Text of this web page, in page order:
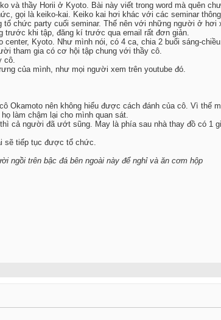
và thầy Horii ở Kyoto. Bài này viết trong word mà quên
gọi là keiko-kai. Keiko kai hơi khác với các seminar
tổ chức party cuối seminar. Thế nên với những người ở
trước khi tập, đăng kí trước qua email rất đơn giản.
Kyoto. Như mình nói, có 4 ca, chia 2 buổi sáng-
tham gia có cơ hội tập chung với thầy cô.
cô.
của mình, như mọi người xem trên youtube đó.
Okamoto nên không hiểu được cách đánh của cô. Vì thế
làm chậm lại cho mình quan sát.
cả người đã ướt sũng. May là phía sau nhà thay đồ có 1
sẽ tiếp tục được tổ chức.
ngồi trên bậc đá bên ngoài này để nghỉ và ăn cơm hộp